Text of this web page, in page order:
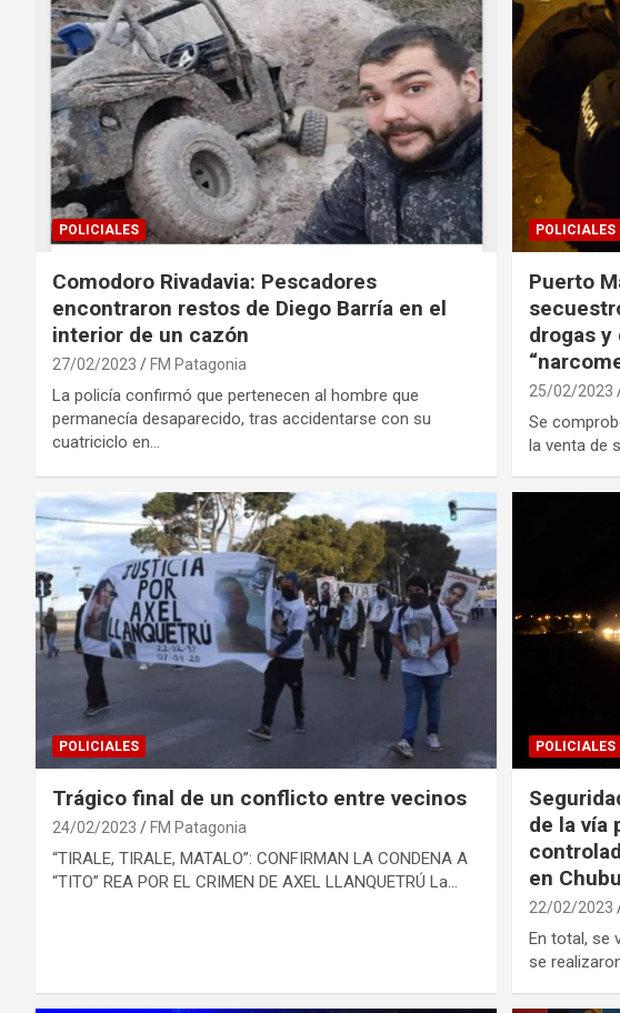
POLICIALES
Comodoro Rivadavia: Pescadores
encontraron restos de Diego Barría en el
interior de un cazón
27/02/2023 FM Patagonia
La policía confirmó que pertenecen al hombre que
permanecía desaparecido, tras accidentarse con su
cuatriciclo en…
POLICIALES
Puerto
drogas y
25/02/2023
Se
la venta de
POLICIALES
Trágico final de un conflicto entre vecinos
24/02/2023 FM Patagonia
“TIRALE, TIRALE, MATALO”: CONFIRMAN LA CONDENA A
“TITO” REA POR EL CRIMEN DE AXEL LLANQUETRÚ La…
POLICIALES
de la vía
en
22/02/2023
En total, se
se